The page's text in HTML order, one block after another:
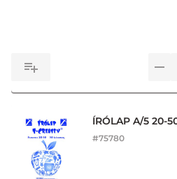
ÍRÓLAP A/5 20-
#75780